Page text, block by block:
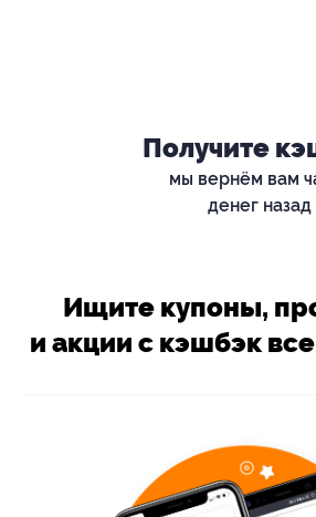
Получите
мы вернём вам
денег назад
Ищите купоны,
и акции с кэшбэк